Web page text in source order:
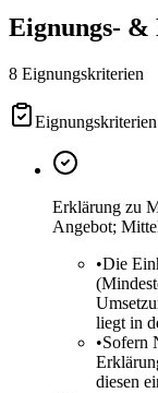
Eignungs-
8 Eignungskriterien
Eignungskriterien
Erklärung zu
Angebot;
•Die
liegt in
•Sofern
diesen